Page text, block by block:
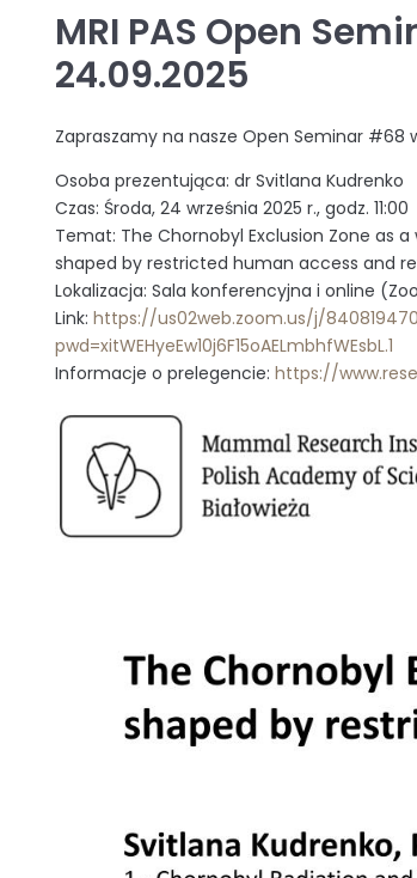
MRI PAS Open
24.09.2025
Zapraszamy na nasze Open Seminar #68
Osoba prezentująca: dr Svitlana Kudrenko
Czas: Środa, 24 września 2025 r., godz. 11:00
Temat: The Chornobyl Exclusion Zone as
shaped by restricted human access and
Lokalizacja: Sala konferencyjna i online
Link:https://us02web.zoom.us/j/
pwd=xitWEHyeEw10j6F15oAELmbhfWEsbL.1
Informacje o prelegencie:https://